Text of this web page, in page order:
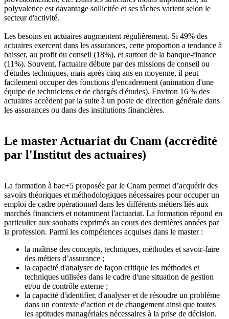
polyvalence est davantage sollicitée et ses tâches varient selon le
secteur d'activité.
Les besoins en actuaires augmentent régulièrement. Si 49% des
actuaires exercent dans les assurances, cette proportion a tendance à
baisser, au profit du conseil (18%), et surtout de la banque-finance
(11%). Souvent, l'actuaire débute par des missions de conseil ou
d'études techniques, mais après cinq ans en moyenne, il peut
facilement occuper des fonctions d'encadrement (animation d'une
équipe de techniciens et de chargés d'études). Environ 16 % des
actuaires accèdent par la suite à un poste de direction générale dans
les assurances ou dans des institutions financières.
Le master Actuariat du Cnam (accrédité
par l'Institut des actuaires)
La formation à bac+5 proposée par le Cnam permet d’acquérir des
savoirs théoriques et méthodologiques nécessaires pour occuper un
emploi de cadre opérationnel dans les différents métiers liés aux
marchés financiers et notamment l'actuariat. La formation répond en
particulier aux souhaits exprimés au cours des dernières années par
la profession. Parmi les compétences acquises dans le master :
la maîtrise des concepts, techniques, méthodes et savoir-faire
des métiers d’assurance ;
la capacité d'analyser de façon critique les méthodes et
techniques utilisées dans le cadre d'une situation de gestion
et/ou de contrôle externe ;
la capacité d'identifier, d'analyser et de résoudre un problème
dans un contexte d'action et de changement ainsi que toutes
les aptitudes managériales nécessaires à la prise de décision.